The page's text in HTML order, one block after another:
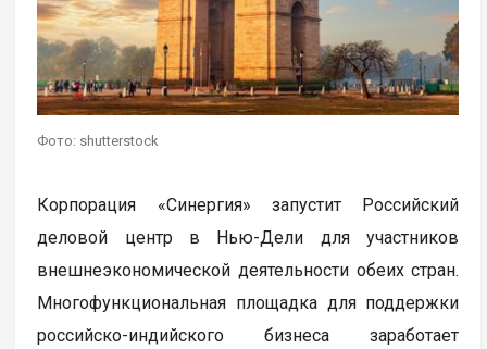
Фото: shutterstock
Корпорация «Синергия» запустит Российский
деловой центр в Нью-Дели для участников
внешнеэкономической деятельности обеих стран.
Многофункциональная площадка для поддержки
российско-индийского бизнеса заработает